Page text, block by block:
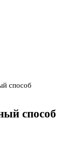
способ
способ